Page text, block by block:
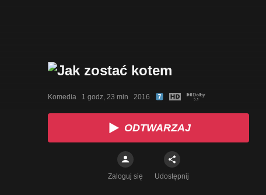
Komedia   1 godz, 23 min   2016
ODTWARZAJ
Zaloguj się Udostępnij